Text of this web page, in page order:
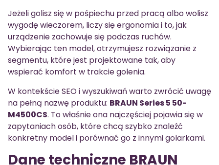
Jeżeli golisz się w pośpiechu przed pracą albo wolisz
wygodę wieczorem, liczy się ergonomia i to, jak
urządzenie zachowuje się podczas ruchów.
Wybierając ten model, otrzymujesz rozwiązanie z
segmentu, które jest projektowane tak, aby
wspierać komfort w trakcie golenia.
W kontekście SEO i wyszukiwań warto zwrócić uwagę
na pełną nazwę produktu: BRAUN Series 5 50-
M4500CS. To właśnie ona najczęściej pojawia się w
zapytaniach osób, które chcą szybko znaleźć
konkretny model i porównać go z innymi golarkami.
Dane techniczne BRAUN